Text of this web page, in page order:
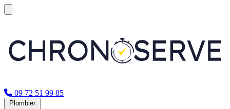
09 72 51 99 85
Plombier